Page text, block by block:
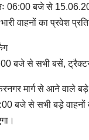
06:00 बजे से
वाहनों का प्रवेश
बजे से सभी बसें, ट्रैक्टर
मार्ग से आने वाले बड़े
बजे से सभी बड़े वाहनों